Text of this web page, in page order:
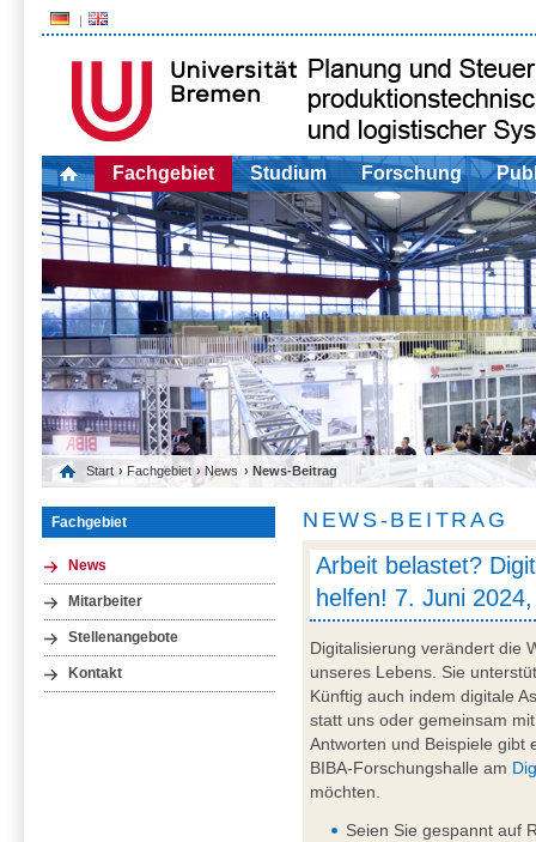
Fachgebiet Studium Forschung
Start › Fachgebiet › News › News-Beitrag
Fachgebiet
News
Mitarbeiter
Stellenangebote
Kontakt
NEWS-BEITRAG
Arbeit belastet?
helfen! 7. Juni
Digitalisierung verändert die
unseres Lebens. Sie
Künftig auch indem digitale
statt uns oder gemeinsam
Antworten und Beispiele gibt
BIBA-Forschungshalle am
möchten.
Seien Sie gespannt auf